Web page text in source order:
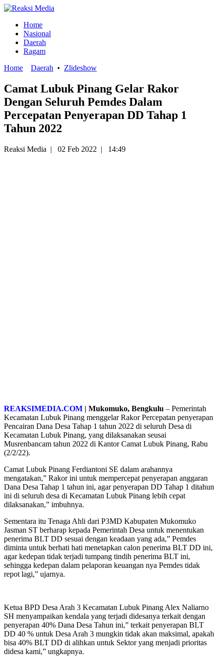
Home
Nasional
Daerah
Ragam
Home
Daerah • Zlideshow
Camat Lubuk Pinang Gelar Rakor
Dengan Seluruh Pemdes Dalam
Percepatan Penyerapan DD Tahap 1
Tahun 2022
Reaksi Media | 02 Feb 2022 | 14:49
REAKSIMEDIA.COM | Mukomuko, Bengkulu – Pemerintah
Kecamatan Lubuk Pinang menggelar Rakor Percepatan penyerapan
Pencairan Dana Desa Tahap 1 tahun 2022 di seluruh Desa di
Kecamatan Lubuk Pinang, yang dilaksanakan seusai
Musrenbancam tahun 2022 di Kantor Camat Lubuk Pinang, Rabu
(2/2/22).
Camat Lubuk Pinang Ferdiantoni SE dalam arahannya
mengatakan,” Rakor ini untuk mempercepat penyerapan anggaran
Dana Desa Tahap 1 tahun ini, agar penyerapan DD Tahap 1 ditahun
ini di seluruh desa di Kecamatan Lubuk Pinang lebih cepat
dilaksanakan,” imbuhnya.
Sementara itu Tenaga Ahli dari P3MD Kabupaten Mukomuko
Jasman ST berharap kepada Pemerintah Desa untuk menentukan
penerima BLT DD sesuai dengan keadaan yang ada,” Pemdes
diminta untuk berhati hati menetapkan calon penerima BLT DD ini,
agar kedepan tidak terjadi tumpang tindih penerima BLT ini,
sehingga kedepan dalam pelaporan keuangan nya Pemdes tidak
repot lagi,” ujarnya.
Ketua BPD Desa Arah 3 Kecamatan Lubuk Pinang Alex Naliarno
SH menyampaikan kendala yang terjadi didesanya terkait dengan
penyerapan 40% Dana Desa Tahun ini,” terkait penyerapan BLT
DD 40 % untuk Desa Arah 3 mungkin tidak akan maksimal, apakah
bisa 40% BLT DD di alihkan untuk Sektor yang menjadi prioritas
didesa kami,” ungkapnya.